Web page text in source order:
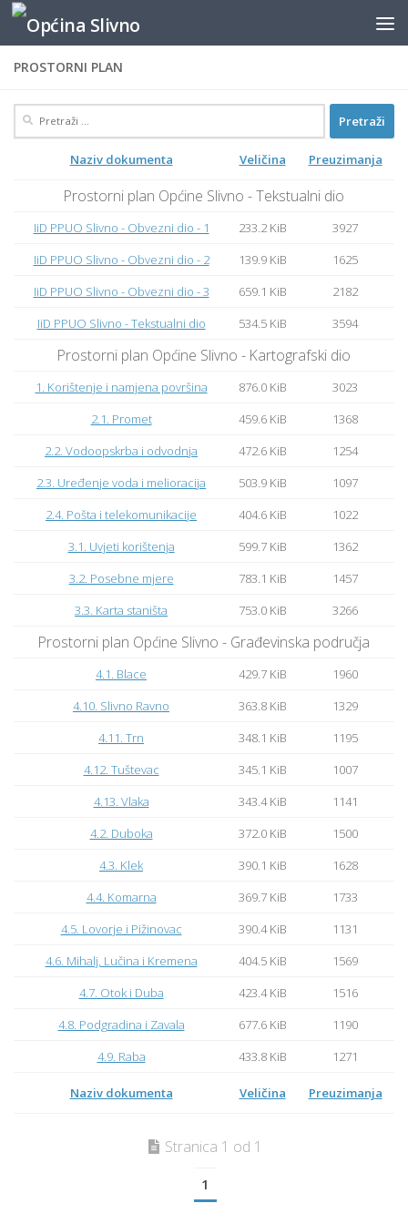
content
Skip to content
PROSTORNI PLAN
Pretraži:
Naziv dokumenta Veličina Preuzimanja
Naziv dokumenta Veličina Preuzimanja
Prostorni plan Općine Slivno - Tekstualni dio
IiD PPUO Slivno - Obvezni dio - 1 233.2 KiB
3927
IiD PPUO Slivno - Obvezni dio - 2
139.9 KiB
1625
IiD PPUO Slivno - Obvezni dio - 3
659.1 KiB
2182
IiD PPUO Slivno - Tekstualni dio
534.5 KiB 3594
Prostorni plan Općine Slivno - Kartografski dio
1. Korištenje i namjena površina 876.0 KiB
3023
2.1. Promet
459.6 KiB
1368
2.2. Vodoopskrba i odvodnja
472.6 KiB
1254
2.3. Uređenje voda i melioracija
503.9 KiB
1097
2.4. Pošta i telekomunikacije
404.6 KiB
1022
3.1. Uvjeti korištenja
599.7 KiB
1362
3.2. Posebne mjere
783.1 KiB
1457
3.3. Karta staništa
753.0 KiB 3266
Prostorni plan Općine Slivno - Građevinska područja
4.1. Blace 429.7 KiB
1960
4.10. Slivno Ravno
363.8 KiB
1329
4.11. Trn
348.1 KiB
1195
4.12. Tuštevac
345.1 KiB
1007
4.13. Vlaka
343.4 KiB
1141
4.2. Duboka
372.0 KiB
1500
4.3. Klek
390.1 KiB
1628
4.4. Komarna
369.7 KiB
1733
4.5. Lovorje i Pižinovac
390.4 KiB
1131
4.6. Mihalj, Lučina i Kremena
404.5 KiB
1569
4.7. Otok i Duba
423.4 KiB
1516
4.8. Podgradina i Zavala
677.6 KiB
1190
4.9. Raba
433.8 KiB 1271
Stranica 1 od 1
1